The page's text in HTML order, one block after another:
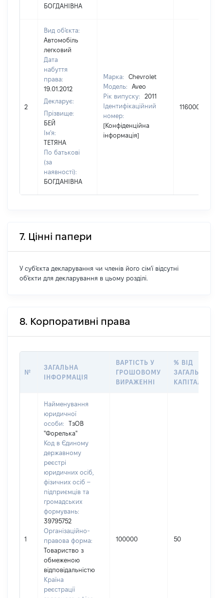
БОГДАНІВНА
2
Вид об'єкта:
Автомобіль
легковий
Дата
набуття
права:
19.01.2012
Декларує:
Прізвище:
БЕЙ
Ім'я:
ТЕТЯНА
По батькові
(за
наявності):
БОГДАНІВНА
Марка:
Chevrolet
Модель:
Aveo
Рік випуску:
2011
Ідентифікаційний
номер:
[Конфіденційна
інформація]
116000
7. Цінні папери
У суб'єкта декларування чи членів його сім'ї відсутні
об'єкти для декларування в цьому розділі.
8. Корпоративні права
№
ЗАГАЛЬНА
ІНФОРМАЦІЯ
ВАРТІСТЬ У
ГРОШОВОМУ
ВИРАЖЕННІ
% ВІД
ЗАГАЛЬНОГО
КАПІТАЛУ
1
Найменування
юридичної
особи:
ТзОВ
"Форелька"
Код в Єдиному
державному
реєстрі
юридичних осіб,
фізичних осіб –
підприємців та
громадських
формувань:
39795752
Організаційно-
правова форма:
Товариство з
обмеженою
відповідальністю
Країна
реєстрації
100000 50